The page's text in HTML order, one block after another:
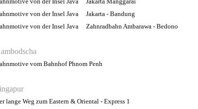
von der Insel Java Jakarta - Bandung
von der Insel Java Zahnradbahn Ambarawa - Bedono
vom Bahnhof Phnom Penh
ngapur
lange Weg zum Eastern & Oriental - Express 1